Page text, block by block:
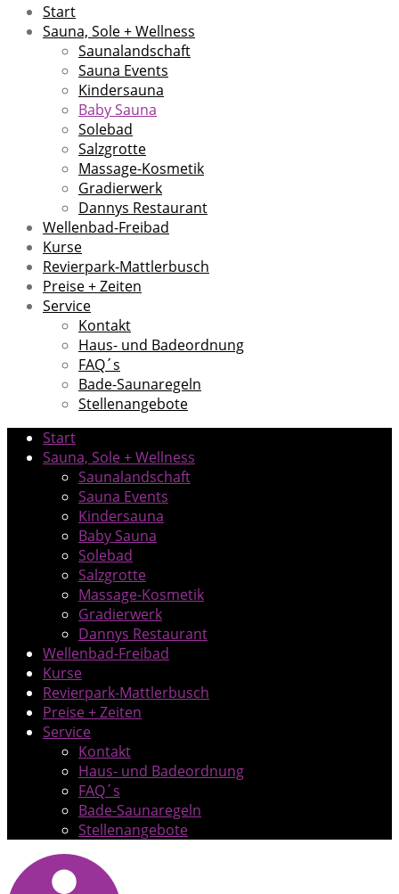
Start
Sauna, Sole + Wellness
Saunalandschaft
Sauna Events
Kindersauna
Baby Sauna
Solebad
Salzgrotte
Massage-Kosmetik
Gradierwerk
Dannys Restaurant
Wellenbad-Freibad
Kurse
Revierpark-Mattlerbusch
Preise + Zeiten
Service
Kontakt
Haus- und Badeordnung
FAQ´s
Bade-Saunaregeln
Stellenangebote
Start
Sauna, Sole + Wellness
Saunalandschaft
Sauna Events
Kindersauna
Baby Sauna
Solebad
Salzgrotte
Massage-Kosmetik
Gradierwerk
Dannys Restaurant
Wellenbad-Freibad
Kurse
Revierpark-Mattlerbusch
Preise + Zeiten
Service
Kontakt
Haus- und Badeordnung
FAQ´s
Bade-Saunaregeln
Stellenangebote